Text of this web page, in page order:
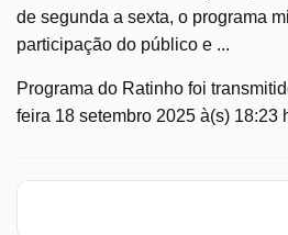
de segunda a sexta, o programa
participação do público e ...
Programa do Ratinho foi
feira 18 setembro 2025 à(s) 18:23